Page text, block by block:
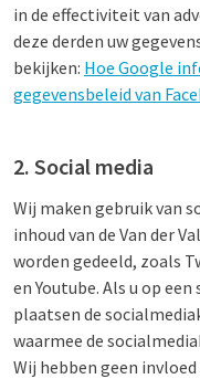
in de effectiviteit van
deze derden uw
bekijken: Hoe Google
gegevensbeleid van
2. Social media
Wij maken gebruik van
inhoud van de Van der
worden gedeeld, zoals
en Youtube. Als u op
plaatsen de
waarmee de
Wij hebben geen